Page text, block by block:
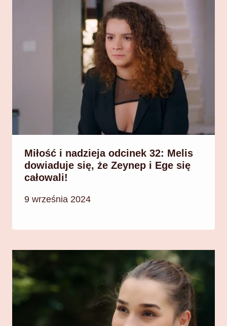
Miłość i nadzieja odcinek 32: Melis
dowiaduje się, że Zeynep i Ege się
całowali!
9 września 2024